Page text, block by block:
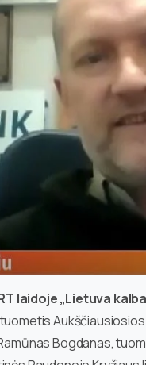
laidoje „Lietuva
Bogdanas,